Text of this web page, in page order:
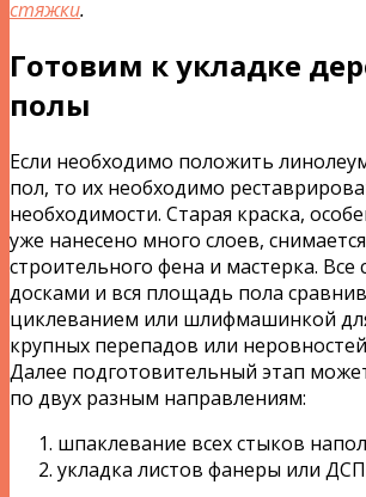
стяжки.
Готовим к укладке
полы
Если необходимо положить
пол, то их необходимо
необходимости. Старая краска,
уже нанесено много слоев,
строительного фена и мастерка.
досками и вся площадь пола
циклеванием или шлифмашинкой
крупных перепадов или
Далее подготовительный этап
по двух разным направлениям:
шпаклевание всех стыков
укладка листов фанеры или